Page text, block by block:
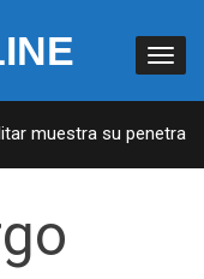
muestra su